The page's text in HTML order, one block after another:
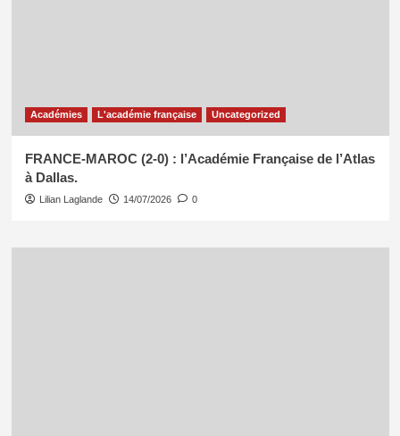
Académies L'académie française Uncategorized
FRANCE-MAROC (2-0) : l’Académie Française de l’Atlas
à Dallas.
Lilian Laglande 14/07/2026 0